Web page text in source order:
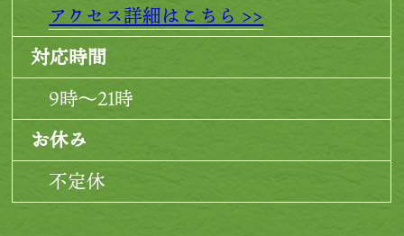
アクセス詳細はこちら >>
対応時間
9時～21時
お休み
不定休